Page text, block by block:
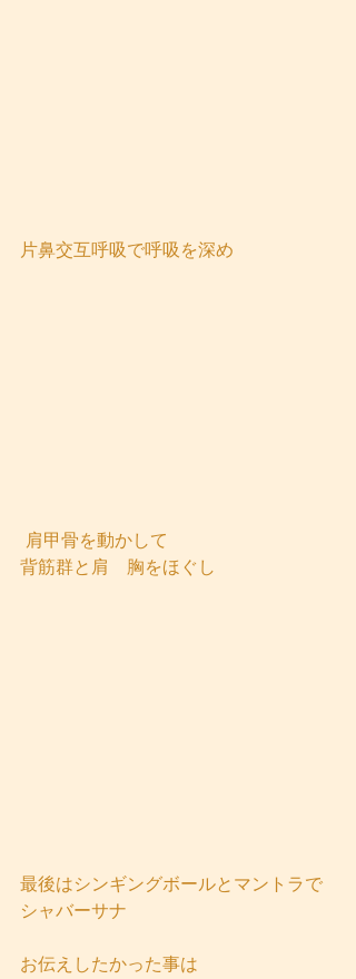
片鼻交互呼吸で呼吸を深め
肩甲骨を動かして
背筋群と肩　胸をほぐし
最後はシンギングボールとマントラで
シャバーサナ
お伝えしたかった事は